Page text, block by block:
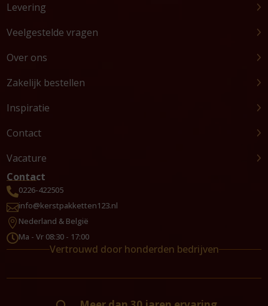
Levering
Veelgestelde vragen
Over ons
Zakelijk bestellen
Inspiratie
Contact
Vacature
Contact
0226-422505
info@kerstpakketten123.nl
 Nederland & België
Ma - Vr 08:30 - 17:00
Vertrouwd door honderden bedrijven